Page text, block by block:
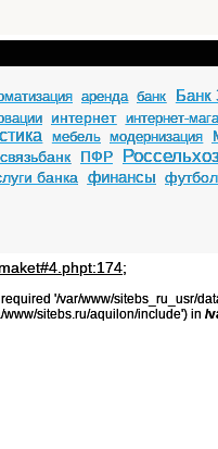
аренда банк
Банк
интернет интернет-
мебель модернизация
ПФР
банка финансы футбол
'/var/www/sitebs_ru_usr/
sitebs.ru/aquilon/include') in /